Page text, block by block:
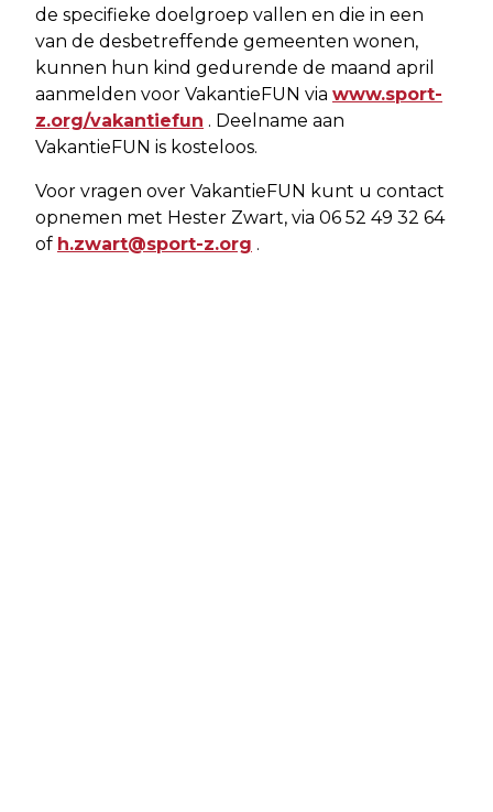
de specifieke doelgroep vallen en die in een
van de desbetreffende gemeenten wonen,
kunnen hun kind gedurende de maand april
aanmelden voor VakantieFUN via www.sport-
z.org/vakantiefun . Deelname aan
VakantieFUN is kosteloos.
Voor vragen over VakantieFUN kunt u contact
opnemen met Hester Zwart, via 06 52 49 32 64
of h.zwart@sport-z.org .